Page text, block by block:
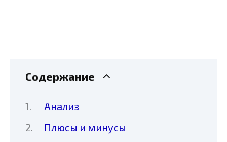
Содержание
Анализ
Плюсы и минусы